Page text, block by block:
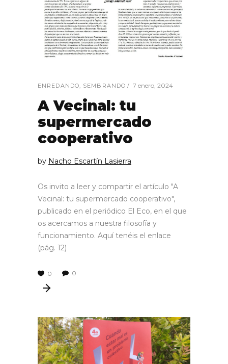
ENREDANDO, SEMBRANDO 7 enero, 2024
A Vecinal: tu
supermercado
cooperativo
by Nacho Escartín Lasierra
Os invito a leer y compartir el artículo "A
Vecinal: tu supermercado cooperativo",
publicado en el periódico El Eco, en el que
os acercamos a nuestra filosofía y
funcionamiento. Aquí tenéis el enlace
(pág. 12)
0 0